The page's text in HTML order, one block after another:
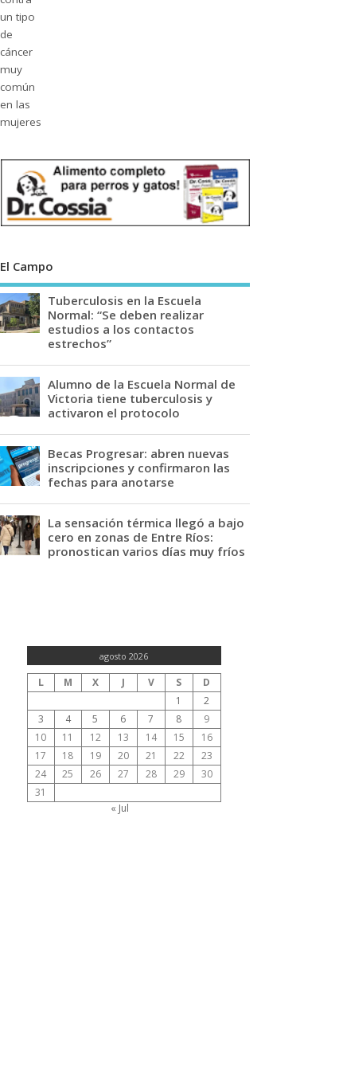
El Campo
Tuberculosis en la Escuela
Normal: “Se deben realizar
estudios a los contactos
estrechos”
Alumno de la Escuela Normal de
Victoria tiene tuberculosis y
activaron el protocolo
Becas Progresar: abren nuevas
inscripciones y confirmaron las
fechas para anotarse
La sensación térmica llegó a bajo
cero en zonas de Entre Ríos:
pronostican varios días muy fríos
agosto 2026
L M X J V S
D
1
2
3
4 5 6 7 8
9
10
11 12 13 14 15
16
17
18 19 20 21 22
23
24
25 26 27 28 29
30
31
« Jul